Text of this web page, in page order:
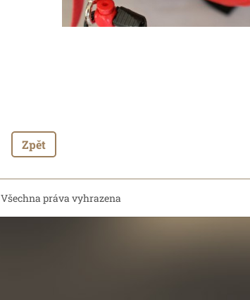
Zpět
Všechna práva vyhrazena